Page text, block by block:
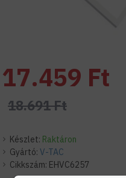
Készlet: Raktáron
Gyártó: V-TAC
Cikkszám: EHVC6257
17.459 Ft
18.691 Ft